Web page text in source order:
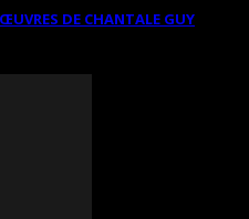
DE CHANTALE GUY